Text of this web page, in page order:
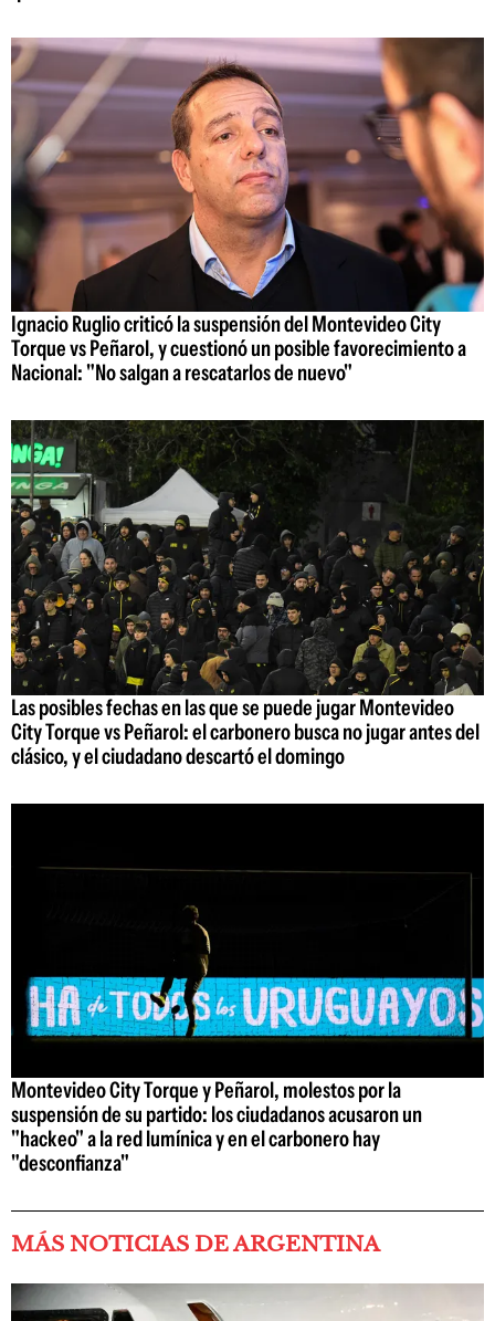
Ignacio Ruglio criticó la suspensión del Montevideo City
Torque vs Peñarol, y cuestionó un posible favorecimiento a
Nacional: "No salgan a rescatarlos de nuevo"
Las posibles fechas en las que se puede jugar Montevideo
City Torque vs Peñarol: el carbonero busca no jugar antes del
clásico, y el ciudadano descartó el domingo
Montevideo City Torque y Peñarol, molestos por la
suspensión de su partido: los ciudadanos acusaron un
"hackeo" a la red lumínica y en el carbonero hay
"desconfianza"
MÁS NOTICIAS DE ARGENTINA